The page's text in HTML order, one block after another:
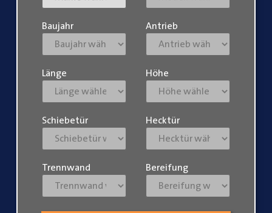
Baujahr Antrieb
Länge Höhe
Schiebetür Hecktür
Trennwand Bereifung